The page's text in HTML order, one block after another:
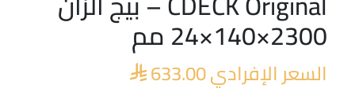
2300×140×24 مم
السعر الإفرادي 633.00